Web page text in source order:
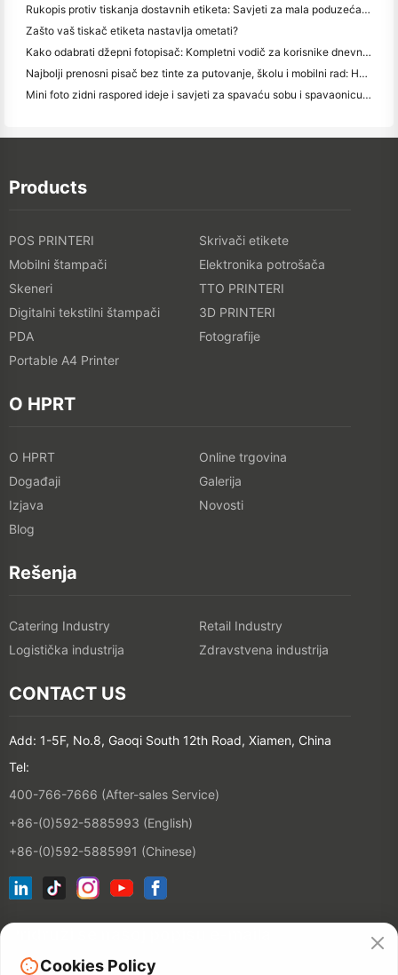
Rukopis protiv tiskanja dostavnih etiketa: Savjeti za mala poduzeća u 2026.
Zašto vaš tiskač etiketa nastavlja ometati?
Kako odabrati džepni fotopisač: Kompletni vodič za korisnike dnevnika, putovanja i iPhone-a
Najbolji prenosni pisač bez tinte za putovanje, školu i mobilni rad: Hanin MT620 Pro Pregled
Mini foto zidni raspored ideje i savjeti za spavaću sobu i spavaonicu ukras
Products
POS PRINTERI
Skrivači etikete
Mobilni štampači
Elektronika potrošača
Skeneri
TTO PRINTERI
Digitalni tekstilni štampači
3D PRINTERI
PDA
Fotografije
Portable A4 Printer
O HPRT
O HPRT
Online trgovina
Događaji
Galerija
Izjava
Novosti
Blog
Rešenja
Catering Industry
Retail Industry
Logistička industrija
Zdravstvena industrija
CONTACT US
Add: 1-5F, No.8, Gaoqi South 12th Road, Xiamen, China
Tel:
400-766-7666 (After-sales Service)
+86-(0)592-5885993 (English)
+86-(0)592-5885991 (Chinese)
Cookies Policy